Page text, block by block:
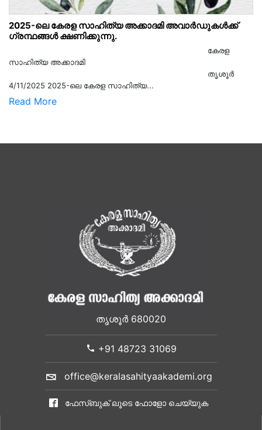
2025-ലെ കേരള സാഹിത്യ അക്കാദമി അവാർഡുകൾക്ക്
ഗ്രന്ഥങ്ങൾ ക്ഷണിക്കുന്നു.
കേരള
സാഹിത്യ അക്കാദമി
തൃശൂര്‍
4/11/2025 2025-ലെ കേരള സാഹിത്യ...
Read More
തൃശൂർ 680020
+91 48723 31069
office@keralasahityaakademi.org
ഫേസ്ബുക് ലൂടെ ഫോളോ ചെയ്യുക